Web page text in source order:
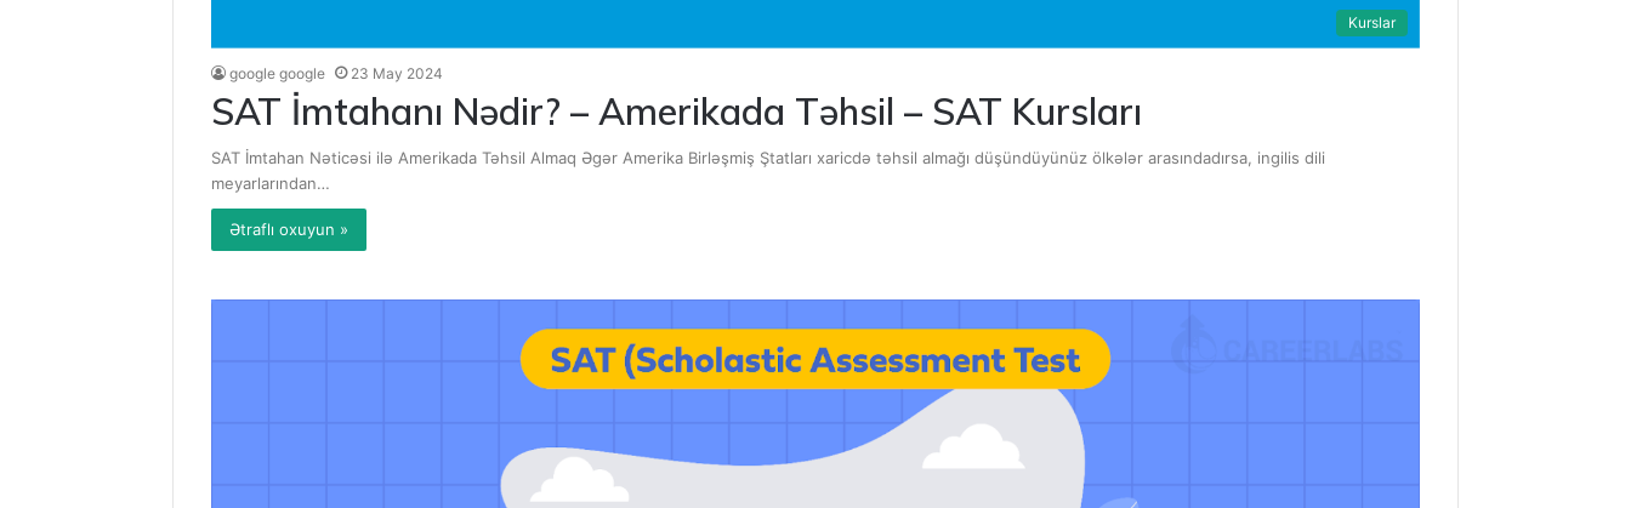
Kurslar
google google 23 May 2024
SAT İmtahanı Nədir? – Amerikada Təhsil – SAT Kursları
SAT İmtahan Nəticəsi ilə Amerikada Təhsil Almaq Əgər Amerika Birləşmiş Ştatları xaricdə təhsil almağı düşündüyünüz ölkələr arasındadırsa, ingilis dili
meyarlarından…
Ətraflı oxuyun »